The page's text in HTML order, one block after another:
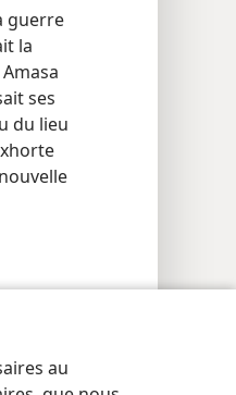
au
guerre
la
ses
du lieu